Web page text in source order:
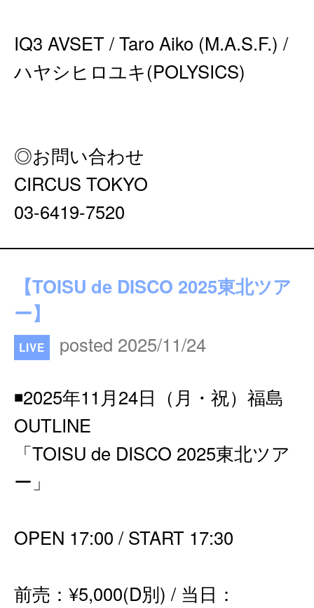
IQ3 AVSET / Taro Aiko (M.A.S.F.) /
ハヤシヒロユキ(POLYSICS)
◎お問い合わせ
CIRCUS TOKYO
03-6419-7520
【TOISU de DISCO 2025東北ツア
ー】
LIVE posted 2025/11/24
◾️2025年11月24日（月・祝）福島
OUTLINE
「TOISU de DISCO 2025東北ツア
ー」
OPEN 17:00 / START 17:30
前売：¥5,000(D別) / 当日：